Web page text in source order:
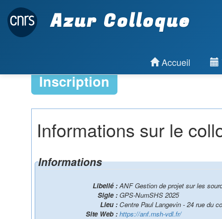
Azur Colloque
Accueil
Inscription
Informations sur le
Informations
Libellé : ANF Gestion de projet sur les
Sigle : GPS-NumSHS 2025
Lieu : Centre Paul Langevin - 24 rue du
Site Web : https://anf.msh-vdl.fr/